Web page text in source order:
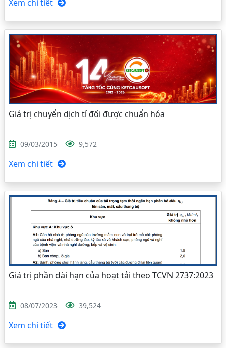
Xem chi tiết
Giá trị chuyển dịch tỉ đối được chuẩn hóa
09/03/2015 9,572
Xem chi tiết
Giá trị phần dài hạn của hoạt tải theo TCVN 2737:2023
08/07/2023 39,524
Xem chi tiết